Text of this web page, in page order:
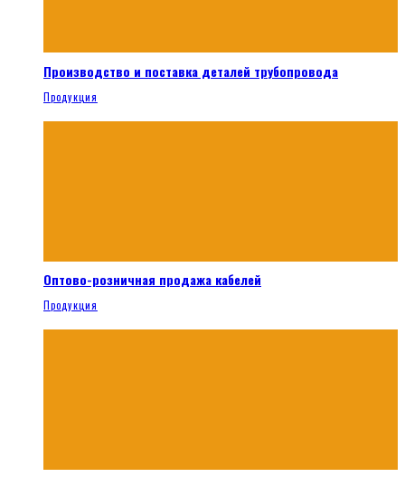
Производство и поставка деталей трубопровода
Продукция
Оптово-розничная продажа кабелей
Продукция